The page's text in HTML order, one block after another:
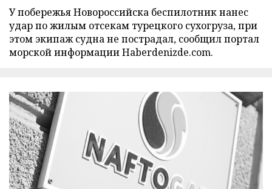
У побережья Новороссийска беспилотник нанес
удар по жилым отсекам турецкого сухогруза, при
этом экипаж судна не пострадал, сообщил портал
морской информации Haberdenizde.com.